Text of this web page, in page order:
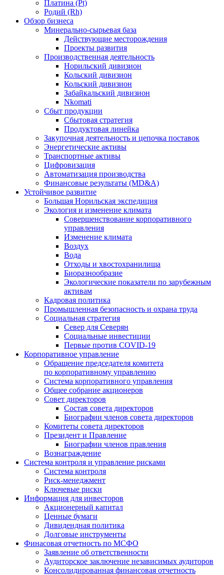
Платина (Pt)
Родий (Rh)
Обзор бизнеса
Минерально-сырьевая база
Действующие месторождения
Проекты развития
Производственная деятельность
Норильский дивизион
Кольский дивизион
Кольский дивизион
Забайкальский дивизион
Nkomati
Сбыт продукции
Сбытовая стратегия
Продуктовая линейка
Закупочная деятельность и цепочка поставок
Энергетические активы
Транспортные активы
Цифровизация
Автоматизация производства
Финансовые результаты (MD&A)
Устойчивое развитие
Большая Норильская экспедиция
Экология и изменение климата
Совершенствование корпоративного
управления
Изменение климата
Воздух
Вода
Отходы и хвостохранилища
Биоразнообразие
Экологические показатели по зарубежным
активам
Кадровая политика
Промышленная безопасность и охрана труда
Социальная стратегия
Север для Северян
Социальные инвестиции
Первые против COVID‑19
Корпоративное управление
Обращение председателя комитета
по корпоративному управлению
Система корпоративного управления
Общее собрание акционеров
Совет директоров
Состав совета директоров
Биографии членов совета директоров
Комитеты совета директоров
Президент и Правление
Биографии членов правления
Вознаграждение
Система контроля и управление рисками
Система контроля
Риск-менеджмент
Ключевые риски
Информация для инвесторов
Акционерный капитал
Ценные бумаги
Дивидендная политика
Долговые инструменты
Финасовая отчетность по МСФО
Заявление об ответственности
Аудиторское заключение независимых аудиторов
Консолидированная финансовая отчетность